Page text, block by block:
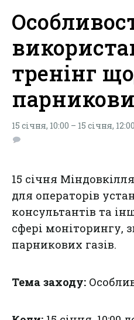
тренінг
15 січня, 10:00 – 15 січня, 12:00
15 січня
для операторів
консультантів та
сфері моніторингу,
парникових газів.
Тема заходу: